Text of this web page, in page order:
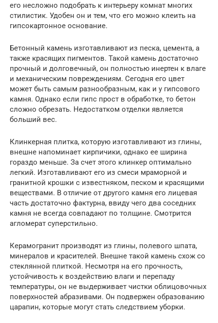
его несложно подобрать к интерьеру комнат многих
стилистик. Удобен он и тем, что его можно клеить на
гипсокартонное основание.
Бетонный камень изготавливают из песка, цемента, а
также красящих пигментов. Такой камень достаточно
прочный и долговечный, он полностью инертен к влаге
и механическим повреждениям. Сегодня его цвет
может быть самым разнообразным, как и у гипсового
камня. Однако если гипс прост в обработке, то бетон
сложно обрезать. Недостатком отделки является
больший вес.
Клинкерная плитка, которую изготавливают из глины,
внешне напоминает кирпичики, однако ее ширина
гораздо меньше. За счет этого клинкер оптимально
легкий. Изготавливают его из смеси мраморной и
гранитной крошки с известняком, песком и красящими
веществами. В отличие от другого камня его лицевая
часть достаточно фактурна, ввиду чего два соседних
камня не всегда совпадают по толщине. Смотрится
агломерат суперстильно.
Керамогранит производят из глины, полевого шпата,
минералов и красителей. Внешне такой камень схож со
стеклянной плиткой. Несмотря на его прочность,
устойчивость к воздействию влаги и перепаду
температуры, он не выдерживает чистки облицовочных
поверхностей абразивами. Он подвержен образованию
царапин, которые могут стать следствием уборки.